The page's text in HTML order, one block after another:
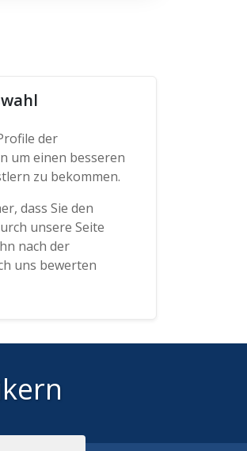
der
um einen besseren
zu bekommen.
dass Sie den
unsere Seite
nach der
uns bewerten